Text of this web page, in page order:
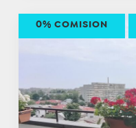
0% COMISION